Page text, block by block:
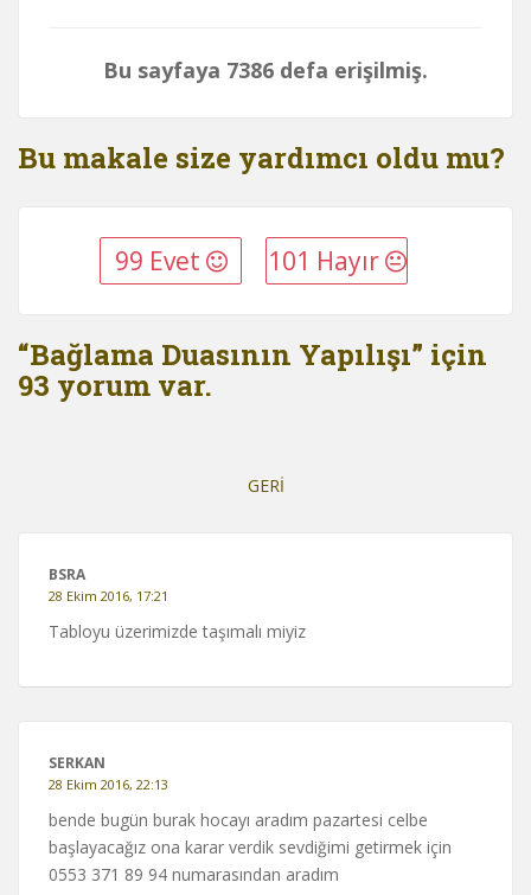
Bu sayfaya 7386 defa erişilmiş.
Bu makale size yardımcı oldu mu?
99 Evet 101 Hayır
“Bağlama Duasının Yapılışı” için
93 yorum var.
GERİ
BSRA
28 Ekim 2016, 17:21
Tabloyu üzerimizde taşımalı miyiz
SERKAN
28 Ekim 2016, 22:13
bende bugün burak hocayı aradım pazartesi celbe
başlayacağız ona karar verdik sevdiğimi getirmek için
0553 371 89 94 numarasından aradım